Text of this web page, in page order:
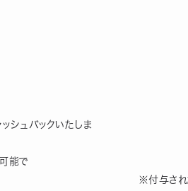
シュバックいたしま
　　　　　　　　　　　　　　　　
能で
　　　　　　　　　　　※付与された